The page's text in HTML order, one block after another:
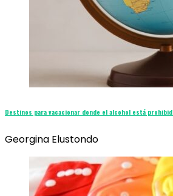
Destinos para vacacionar donde el alcohol está
Georgina Elustondo